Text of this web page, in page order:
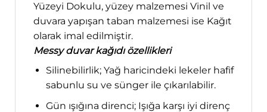
Yüzeyi Dokulu, yüzey malzemesi Vinil ve
duvara yapışan taban malzemesi ise Kağıt
olarak imal edilmiştir.
Messy duvar kağıdı özellikleri
Silinebilirlik; Yağ haricindeki lekeler hafif
sabunlu su ve sünger ile çıkarılabilir.
Gün ışığına direnci; Işığa karşı iyi direnç